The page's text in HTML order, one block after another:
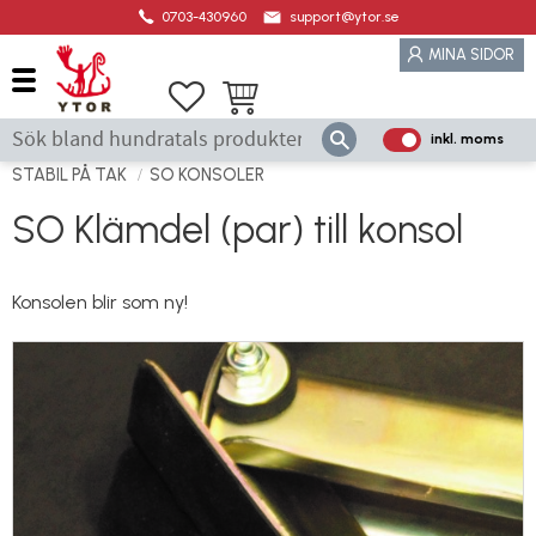
0703-430960 support@ytor.se
MINA SIDOR
Favoriter
Kundvagn
P
e
s
inkl. moms
STABIL PÅ TAK SO KONSOLER
SO Klämdel (par) till konsol
Konsolen blir som ny!